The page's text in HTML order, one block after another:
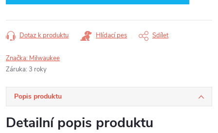
Dotaz k produktu Hlídací pes Sdílet
Značka: Milwaukee
Záruka: 3 roky
Popis produktu
Detailní popis produktu